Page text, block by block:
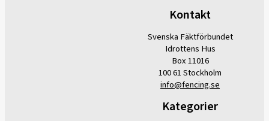
Kontakt
Svenska Fäktförbundet
Idrottens Hus
Box 11016
100 61 Stockholm
info@fencing.se
Kategorier